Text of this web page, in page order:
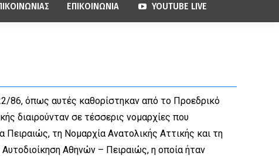
ΕΠΙΚΟΙΝΩΝΙΑ YOUTUBE LIVE
86, όπως αυτές καθορίστηκαν από το Προεδρικό
διαιρούνταν σε τέσσερις νομαρχίες που
τη Νομαρχία Ανατολικής Αττικής και τη
Αθηνών – Πειραιώς, η οποία ήταν